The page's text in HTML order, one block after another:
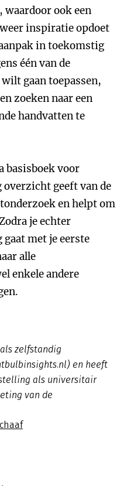
waardoor ook een
inspiratie opdoet
in toekomstig
één van de
gaan toepassen,
zoeken naar een
handvatten te
basisboek voor
geeft van de
en helpt om
je echter
gaat met je eerste
alle
enkele andere
zelfstandig
en heeft
als universitair
van de